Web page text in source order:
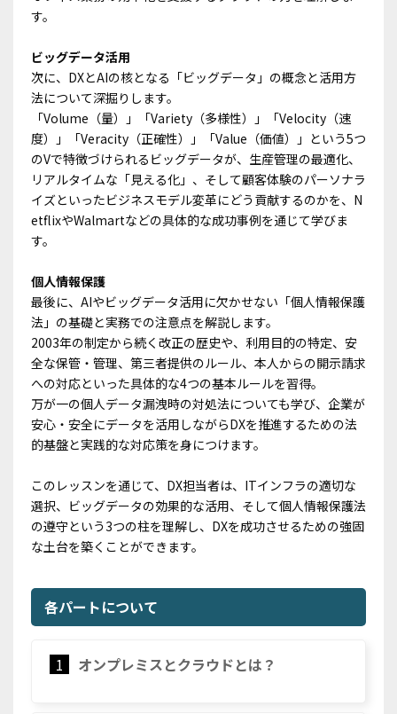
す。
ビッグデータ活用
次に、DXとAIの核となる「ビッグデータ」の概念と活用方
法について深掘りします。
「Volume（量）」「Variety（多様性）」「Velocity（速
度）」「Veracity（正確性）」「Value（価値）」という5つ
のVで特徴づけられるビッグデータが、生産管理の最適化、
リアルタイムな「見える化」、そして顧客体験のパーソナラ
イズといったビジネスモデル変革にどう貢献するのかを、N
etflixやWalmartなどの具体的な成功事例を通じて学びま
す。
個人情報保護
最後に、AIやビッグデータ活用に欠かせない「個人情報保護
法」の基礎と実務での注意点を解説します。
2003年の制定から続く改正の歴史や、利用目的の特定、安
全な保管・管理、第三者提供のルール、本人からの開示請求
への対応といった具体的な4つの基本ルールを習得。
万が一の個人データ漏洩時の対処法についても学び、企業が
安心・安全にデータを活用しながらDXを推進するための法
的基盤と実践的な対応策を身につけます。
このレッスンを通じて、DX担当者は、ITインフラの適切な
選択、ビッグデータの効果的な活用、そして個人情報保護法
の遵守という3つの柱を理解し、DXを成功させるための強固
な土台を築くことができます。
各パートについて
1 オンプレミスとクラウドとは？